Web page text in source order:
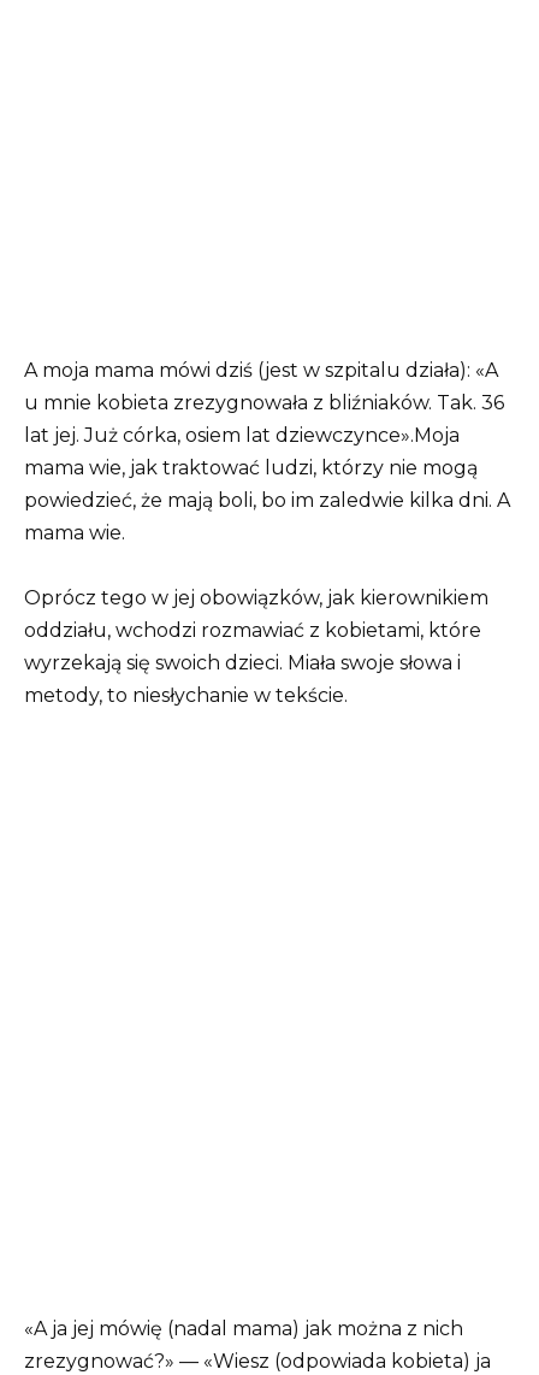
A moja mama mówi dziś (jest w szpitalu działa): «A
u mnie kobieta zrezygnowała z bliźniaków. Tak. 36
lat jej. Już córka, osiem lat dziewczynce».Moja
mama wie, jak traktować ludzi, którzy nie mogą
powiedzieć, że mają boli, bo im zaledwie kilka dni. A
mama wie.
Oprócz tego w jej obowiązków, jak kierownikiem
oddziału, wchodzi rozmawiać z kobietami, które
wyrzekają się swoich dzieci. Miała swoje słowa i
metody, to niesłychanie w tekście.
«A ja jej mówię (nadal mama) jak można z nich
zrezygnować?» — «Wiesz (odpowiada kobieta) ja